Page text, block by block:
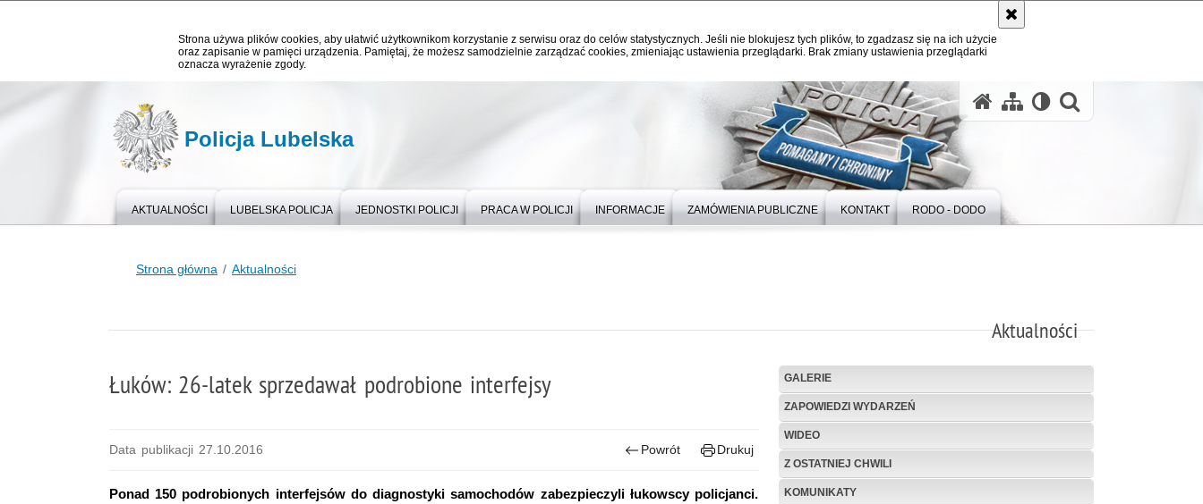
Strona używa plików cookies, aby ułatwić użytkownikom korzystanie z serwisu oraz do celów statystycznych. Jeśli nie blokujesz tych plików, to zgadzasz się na ich użycie
oraz zapisanie w pamięci urządzenia. Pamiętaj, że możesz samodzielnie zarządzać cookies, zmieniając ustawienia przeglądarki. Brak zmiany ustawienia przeglądarki
oznacza wyrażenie zgody.
Policja Lubelska
AKTUALNOŚCI LUBELSKA POLICJA JEDNOSTKI POLICJI PRACA W POLICJI INFORMACJE ZAMÓWIENIA PUBLICZNE KONTAKT RODO - DODO
Strona główna Aktualności
Aktualności
Łuków: 26-latek sprzedawał podrobione interfejsy
Data publikacji 27.10.2016 Powrót Drukuj
Ponad 150 podrobionych interfejsów do diagnostyki samochodów zabezpieczyli łukowscy policjanci.
GALERIE
ZAPOWIEDZI WYDARZEŃ
WIDEO
Z OSTATNIEJ CHWILI
KOMUNIKATY